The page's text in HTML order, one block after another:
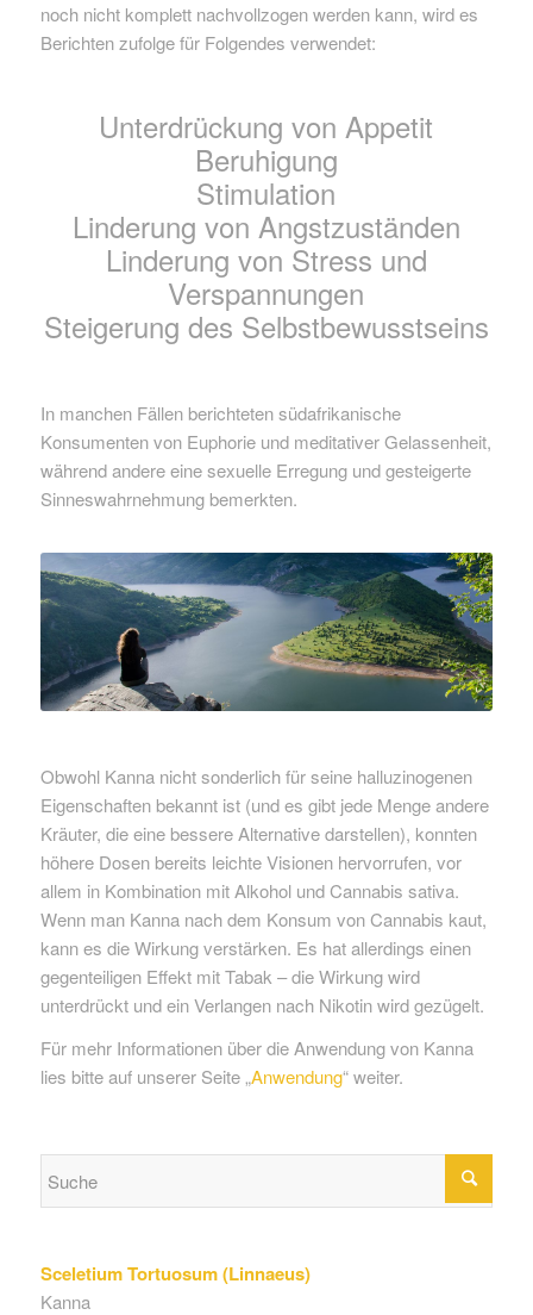
noch nicht komplett nachvollzogen werden kann, wird es
Berichten zufolge für Folgendes verwendet:
Unterdrückung von Appetit
Beruhigung
Stimulation
Linderung von Angstzuständen
Linderung von Stress und
Verspannungen
Steigerung des Selbstbewusstseins
In manchen Fällen berichteten südafrikanische
Konsumenten von Euphorie und meditativer Gelassenheit,
während andere eine sexuelle Erregung und gesteigerte
Sinneswahrnehmung bemerkten.
Obwohl Kanna nicht sonderlich für seine halluzinogenen
Eigenschaften bekannt ist (und es gibt jede Menge andere
Kräuter, die eine bessere Alternative darstellen), konnten
höhere Dosen bereits leichte Visionen hervorrufen, vor
allem in Kombination mit Alkohol und Cannabis sativa.
Wenn man Kanna nach dem Konsum von Cannabis kaut,
kann es die Wirkung verstärken. Es hat allerdings einen
gegenteiligen Effekt mit Tabak – die Wirkung wird
unterdrückt und ein Verlangen nach Nikotin wird gezügelt.
Für mehr Informationen über die Anwendung von Kanna
lies bitte auf unserer Seite „Anwendung“ weiter.
Sceletium Tortuosum (Linnaeus)
Kanna